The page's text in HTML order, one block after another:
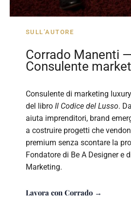
SULL’AUTORE
Corrado Manenti —
Consulente
Consulente di marketing
del libro Il Codice del Lusso.
aiuta imprenditori, brand
a costruire progetti che
premium senza scontare la
Fondatore di Be A Designer e
Marketing.
Lavora con Corrado →